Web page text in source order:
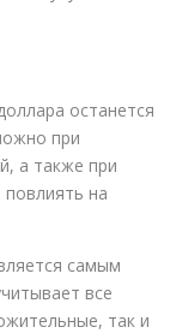
останется
при
а также при
на
самым
все
так и